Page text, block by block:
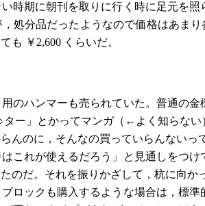
時期に朝刊を取りに行く時に足元を
処分品だったようなので価格はあま
も ￥2,600 くらいだ。
のハンマーも売られていた。普通の
ー」とかってマンガ（←よく知らな
んのに，そんなの買っていらんないっ
これが使えるだろう」と見通しをつ
のだ。それを振りかざして，杭に向か
ロックも購入するような場合は，標